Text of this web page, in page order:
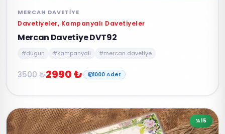
MERCAN DAVETIYE
Davetiyeler, Kampanyalı Davetiyeler
Mercan Davetiye DVT92
#dugun #kampanyali #mercan davetiye
3500 ₺2990 ₺ 1000 Adet
%15